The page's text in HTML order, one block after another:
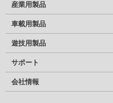
産業用製品
車載用製品
遊技用製品
サポート
会社情報